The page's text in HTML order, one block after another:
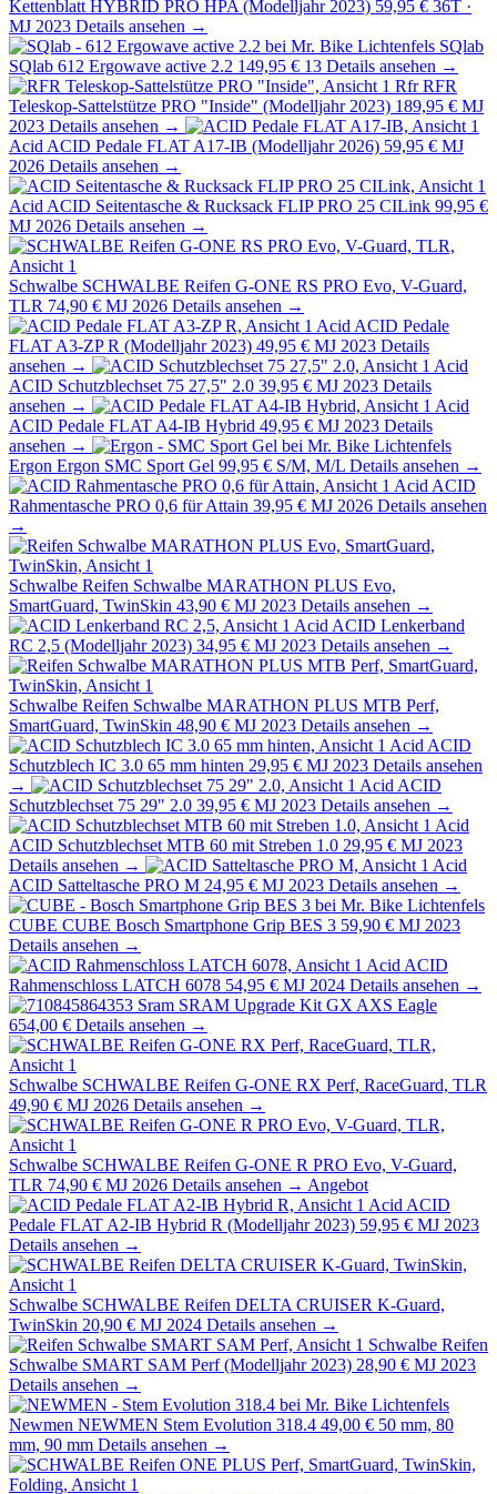
Kettenblatt HYBRID PRO HPA (Modelljahr 2023) 59,95 € 36T ·
MJ 2023 Details ansehen →
SQlab
SQlab 612 Ergowave active 2.2 149,95 € 13 Details ansehen →
Rfr RFR
Teleskop-Sattelstütze PRO "Inside" (Modelljahr 2023) 189,95 € MJ
2023 Details ansehen →
Acid ACID Pedale FLAT A17-IB (Modelljahr 2026) 59,95 € MJ
2026 Details ansehen →
Acid ACID Seitentasche & Rucksack FLIP PRO 25 CILink 99,95 €
MJ 2026 Details ansehen →
Schwalbe SCHWALBE Reifen G-ONE RS PRO Evo, V-Guard,
TLR 74,90 € MJ 2026 Details ansehen →
Acid ACID Pedale
FLAT A3-ZP R (Modelljahr 2023) 49,95 € MJ 2023 Details
ansehen →
Acid
ACID Schutzblechset 75 27,5" 2.0 39,95 € MJ 2023 Details
ansehen →
Acid
ACID Pedale FLAT A4-IB Hybrid 49,95 € MJ 2023 Details
ansehen →
Ergon Ergon SMC Sport Gel 99,95 € S/M, M/L Details ansehen →
Acid ACID
Rahmentasche PRO 0,6 für Attain 39,95 € MJ 2026 Details ansehen
→
Schwalbe Reifen Schwalbe MARATHON PLUS Evo,
SmartGuard, TwinSkin 43,90 € MJ 2023 Details ansehen →
Acid ACID Lenkerband
RC 2,5 (Modelljahr 2023) 34,95 € MJ 2023 Details ansehen →
Schwalbe Reifen Schwalbe MARATHON PLUS MTB Perf,
SmartGuard, TwinSkin 48,90 € MJ 2023 Details ansehen →
Acid ACID
Schutzblech IC 3.0 65 mm hinten 29,95 € MJ 2023 Details ansehen
→
Acid ACID
Schutzblechset 75 29" 2.0 39,95 € MJ 2023 Details ansehen →
Acid
ACID Schutzblechset MTB 60 mit Streben 1.0 29,95 € MJ 2023
Details ansehen →
Acid
ACID Satteltasche PRO M 24,95 € MJ 2023 Details ansehen →
CUBE CUBE Bosch Smartphone Grip BES 3 59,90 € MJ 2023
Details ansehen →
Acid ACID
Rahmenschloss LATCH 6078 54,95 € MJ 2024 Details ansehen →
Sram SRAM Upgrade Kit GX AXS Eagle
654,00 € Details ansehen →
Schwalbe SCHWALBE Reifen G-ONE RX Perf, RaceGuard, TLR
49,90 € MJ 2026 Details ansehen →
Schwalbe SCHWALBE Reifen G-ONE R PRO Evo, V-Guard,
TLR 74,90 € MJ 2026 Details ansehen → Angebot
Acid ACID
Pedale FLAT A2-IB Hybrid R (Modelljahr 2023) 59,95 € MJ 2023
Details ansehen →
Schwalbe SCHWALBE Reifen DELTA CRUISER K-Guard,
TwinSkin 20,90 € MJ 2024 Details ansehen →
Schwalbe Reifen
Schwalbe SMART SAM Perf (Modelljahr 2023) 28,90 € MJ 2023
Details ansehen →
Newmen NEWMEN Stem Evolution 318.4 49,00 € 50 mm, 80
mm, 90 mm Details ansehen →